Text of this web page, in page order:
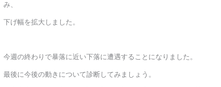
み、
下げ幅を拡大しました。
今週の終わりで暴落に近い下落に遭遇することになりました。
最後に今後の動きについて診断してみましょう。